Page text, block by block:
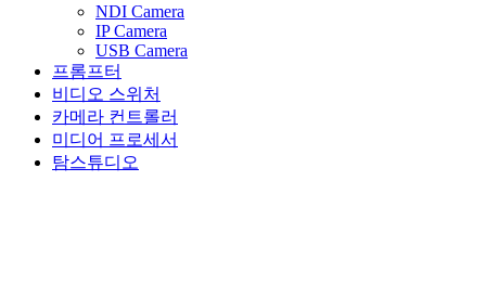
NDI Camera
IP Camera
USB Camera
프롬프터
비디오 스위처
카메라 컨트롤러
미디어 프로세서
탐스튜디오